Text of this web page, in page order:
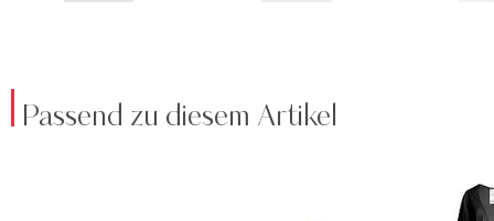
Passend zu diesem Artikel